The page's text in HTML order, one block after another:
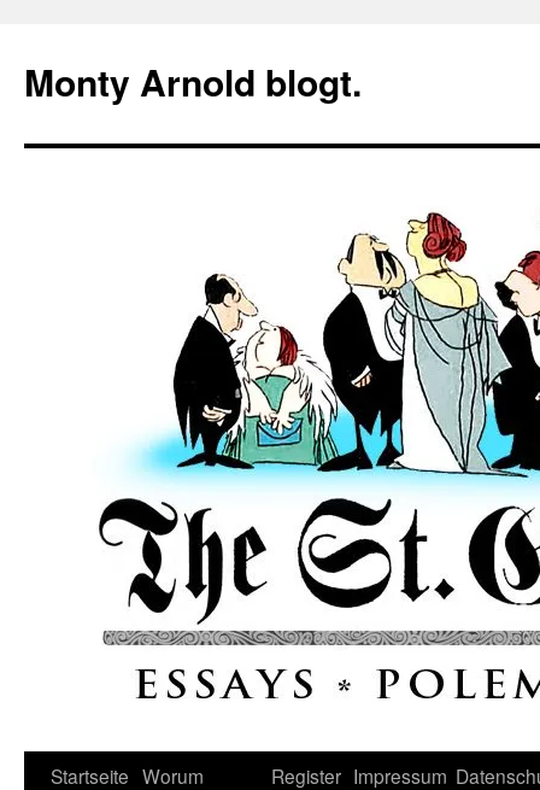
springen
Monty Arnold blogt.
Startseite Worum
Register Impressum